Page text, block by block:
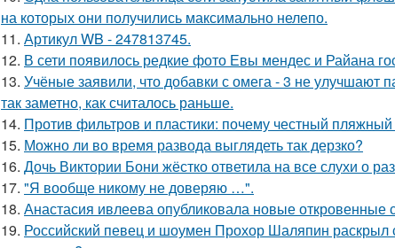
на которых они получились максимально нелепо.
11. Артикул WB - 247813745.
12. В сети появилось редкие фото Евы мендес и Райана
13. Учёные заявили, что добавки с омега - 3 не улучшают
так заметно, как считалось раньше.
14. Против фильтров и пластики: почему честный
15. Можно ли во время развода выглядеть так дерзко?
16. Дочь Виктории Бони жёстко ответила на все слухи о
17. "Я вообще никому не доверяю …".
18. Анастасия ивлеева опубликовала новые откровенные
19. Российский певец и шоумен Прохор Шаляпин раскрыл